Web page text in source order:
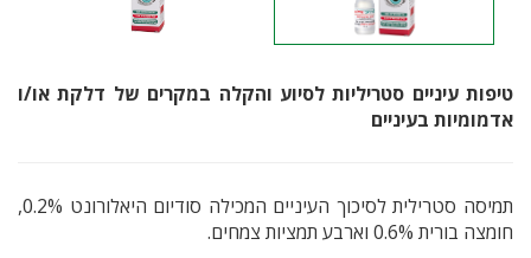
טיפות עיניים סטריליות לסיוע והקלה במקרים של דלקת או/ו
אדמומיות בעיניים
תמיסה סטרילית לסיכוך העיניים המכילה סודיום היאלורונט 0.2%,
חומצה בורית 0.6% וארבע תמציות צמחים.